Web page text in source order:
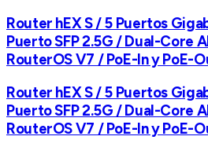
Router hEX S / 5 Puertos
Puerto SFP 2.5G / Dual-Core
RouterOS V7 / PoE-In y PoE-
Router hEX S / 5 Puertos
Puerto SFP 2.5G / Dual-Core
RouterOS V7 / PoE-In y PoE-